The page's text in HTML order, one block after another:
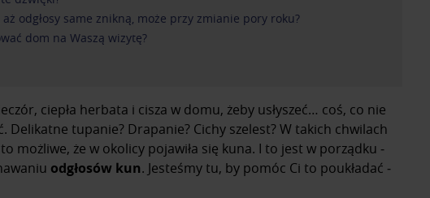
aż odgłosy same znikną, może przy zmianie pory roku?
dom na Waszą wizytę?
ciepła herbata i cisza w domu, żeby usłyszeć… coś, co nie
Delikatne tupanie? Drapanie? Cichy szelest? W takich chwilach
możliwe, że w okolicy pojawiła się kuna. I to jest w porządku ‒
odgłosów kun. Jesteśmy tu, by pomóc Ci to poukładać ‒